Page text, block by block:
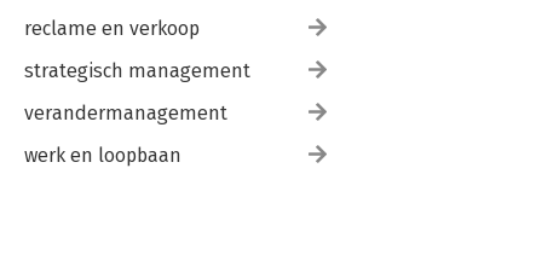
reclame en verkoop
strategisch management
verandermanagement
werk en loopbaan